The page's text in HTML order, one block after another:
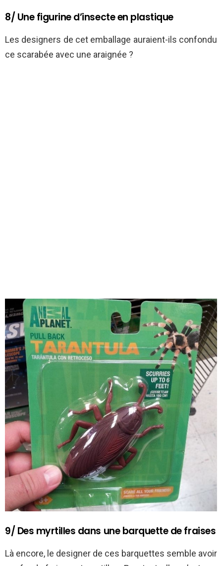
8/ Une figurine d’insecte en plastique
Les designers de cet emballage auraient-ils confondu
ce scarabée avec une araignée ?
9/ Des myrtilles dans une barquette de fraises
Là encore, le designer de ces barquettes semble avoir